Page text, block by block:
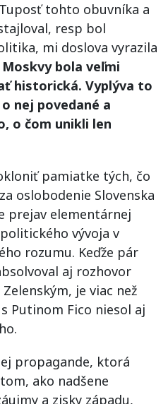
tohto obuvníka a
resp bol
mi doslova vyrazila
bola veľmi
historická. Vyplýva to
nej povedané a
o čom unikli len
pamiatke tých, čo
oslobodenie Slovenska
prejav elementárnej
vývoja v
rozumu. Keďže pár
aj rozhovor
je viac než
Putinom Fico niesol aj
propagande, ktorá
ako nadšene
a zisky západu,